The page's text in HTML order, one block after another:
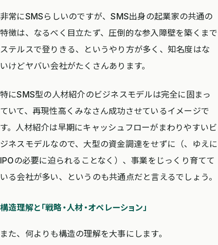
非常にSMSらしいのですが、SMS出身の起業家の共通の
特徴は、なるべく目立たず、圧倒的な参入障壁を築くまで
ステルスで登りきる、というやり方が多く、知名度はな
いけどヤバい会社がたくさんあります。
特にSMS型の人材紹介のビジネスモデルは完全に固まっ
ていて、再現性高くみなさん成功させているイメージで
す。人材紹介は早期にキャッシュフローがまわりやすいビ
ジネスモデルなので、大型の資金調達をせずに（、ゆえに
IPOの必要に迫られることなく）、事業をじっくり育てて
いる会社が多い、というのも共通点だと言えるでしょう。
構造理解と「戦略・人材・オペレーション」
また、何よりも構造の理解を大事にします。